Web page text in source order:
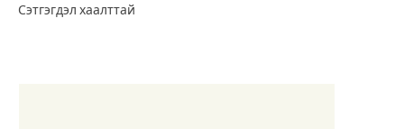
Сэтгэгдэл хаалттай